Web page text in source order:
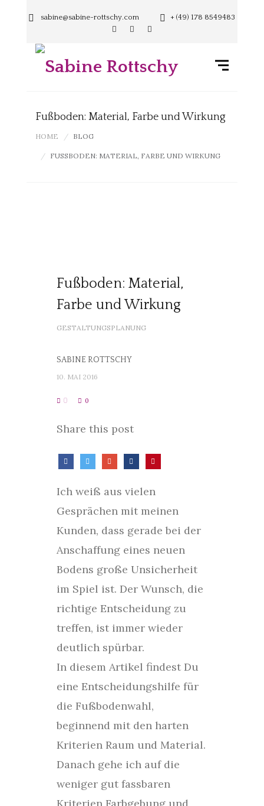
sabine@sabine-rottschy.com + (49) 178 8549483
Fußboden: Material, Farbe und Wirkung
HOME BLOG
FUSSBODEN: MATERIAL, FARBE UND WIRKUNG
Fußboden: Material,
Farbe und Wirkung
GESTALTUNGSPLANUNG
SABINE ROTTSCHY
10. MAI 2016
0 0
Share this post
Ich weiß aus vielen
Gesprächen mit meinen
Kunden, dass gerade bei der
Anschaffung eines neuen
Bodens große Unsicherheit
im Spiel ist. Der Wunsch, die
richtige Entscheidung zu
treffen, ist immer wieder
deutlich spürbar.
In diesem Artikel findest Du
eine Entscheidungshilfe für
die Fußbodenwahl,
beginnend mit den harten
Kriterien Raum und Material.
Danach gehe ich auf die
weniger gut fassbaren